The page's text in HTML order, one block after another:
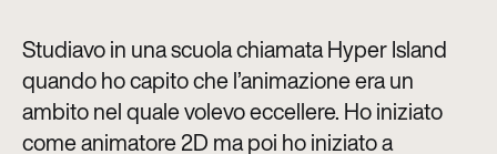
Studiavo in una scuola chiamata Hyper Island
quando ho capito che l’animazione era un
ambito nel quale volevo eccellere. Ho iniziato
come animatore 2D ma poi ho iniziato a